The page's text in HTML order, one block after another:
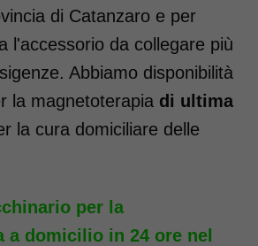
di Catanzaro e per
l'accessorio da collegare più
Abbiamo disponibilità
la magnetoterapia di ultima
la cura domiciliare delle
per la
a domicilio in 24 ore nel